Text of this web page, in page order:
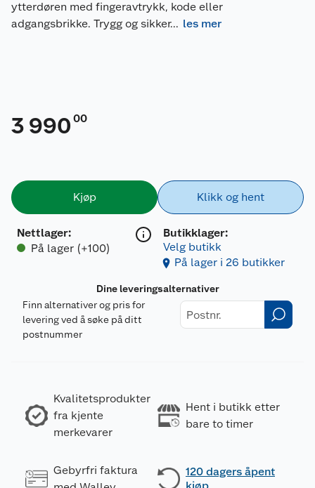
ytterdøren med fingeravtrykk, kode eller
adgangsbrikke. Trygg og sikker... les mer
3 990 00
Kjøp
Nettlager:
På lager (+100)
Klikk og hent
Butikklager:
Velg butikk
På lager i 26 butikker
Dine leveringsalternativer
Finn alternativer og pris for
levering ved å søke på ditt
postnummer
Kvalitetsprodukter
fra kjente
merkevarer
Hent i butikk etter
bare to timer
Gebyrfri faktura
120 dagers åpent